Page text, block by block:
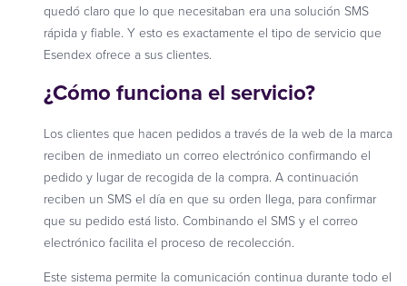
quedó claro que lo que necesitaban era una solución SMS
rápida y fiable. Y esto es exactamente el tipo de servicio que
Esendex ofrece a sus clientes.
¿Cómo funciona el servicio?
Los clientes que hacen pedidos a través de la web de la marca
reciben de inmediato un correo electrónico confirmando el
pedido y lugar de recogida de la compra. A continuación
reciben un SMS el día en que su orden llega, para confirmar
que su pedido está listo. Combinando el SMS y el correo
electrónico facilita el proceso de recolección.
Este sistema permite la comunicación continua durante todo el